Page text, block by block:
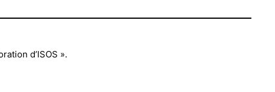
d’ISOS ».